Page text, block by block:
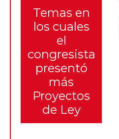
Temas en
los cuales
el
congresista
presentó
más
Proyectos
de Ley